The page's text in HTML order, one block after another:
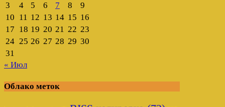
3
4 5 6 7 8
9
10 11 12 13 14 15 16
17 18 19 20 21 22 23
24 25 26 27 28 29 30
31
« Июл
Облако меток